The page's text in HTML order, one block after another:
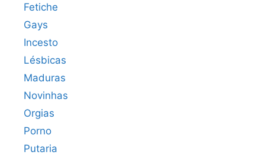
Fetiche
Gays
Incesto
Lésbicas
Maduras
Novinhas
Orgias
Porno
Putaria